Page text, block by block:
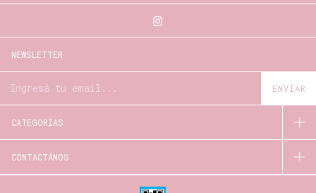
NEWSLETTER
CATEGORÍAS
CONTACTÁNOS